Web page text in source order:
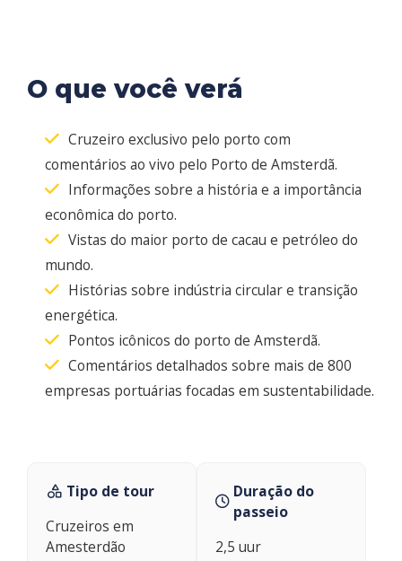
O que você verá
Cruzeiro exclusivo pelo porto com
comentários ao vivo pelo Porto de Amsterdã.
Informações sobre a história e a importância
econômica do porto.
Vistas do maior porto de cacau e petróleo do
mundo.
Histórias sobre indústria circular e transição
energética.
Pontos icônicos do porto de Amsterdã.
Comentários detalhados sobre mais de 800
empresas portuárias focadas em sustentabilidade.
Tipo de tour
Cruzeiros em
Amesterdão
Duração do
passeio
2,5 uur